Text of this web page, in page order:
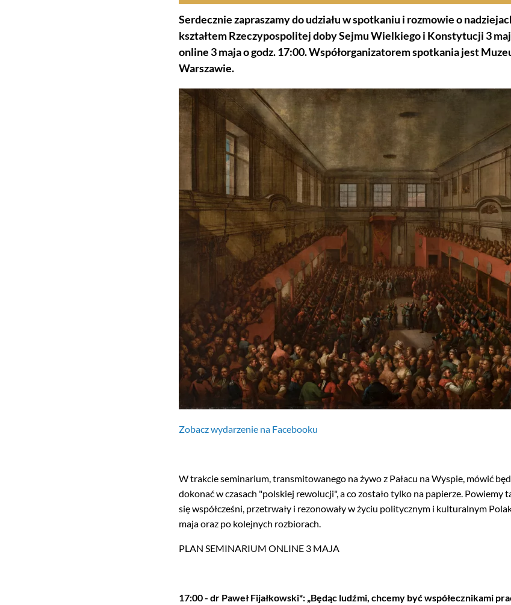
Serdecznie zapraszamy do udziału w spotkaniu i rozmowie o
kształtem Rzeczypospolitej doby Sejmu Wielkiego i Konstytucji 3
online 3 maja o godz. 17:00. Współorganizatorem spotkania jest
Warszawie.
Zobacz wydarzenie na Facebooku
W trakcie seminarium, transmitowanego na żywo z Pałacu na Wyspie, mówić
dokonać w czasach "polskiej rewolucji", a co zostało tylko na papierze. Powiemy
się współcześni, przetrwały i rezonowały w życiu politycznym i kulturalnym
maja oraz po kolejnych rozbiorach.
PLAN SEMINARIUM ONLINE 3 MAJA
17:00 - dr Paweł Fijałkowski*: „Będąc ludźmi, chcemy być współecznikami